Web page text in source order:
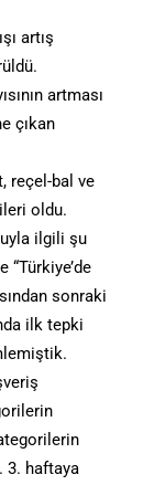
artış
artması
çıkan
reçel-bal ve
oldu.
ilgili şu
sonraki
ilk tepki
3. haftaya